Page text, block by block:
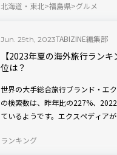
北海道・東北 福島県 グルメ
Jun. 29th, 2023TABIZINE編集部
【2023年夏の海外旅行ラン
位は？
世界の大手総合旅行ブランド・エ
の検索数は、昨年比の227%、
ているようです。エクスペディア
ランキング